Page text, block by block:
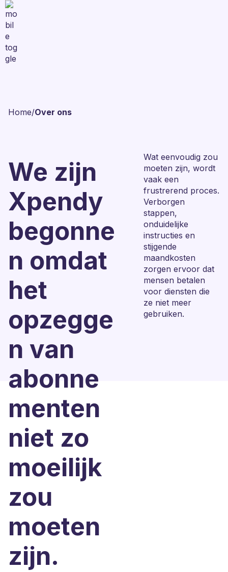
Home/Over ons
We zijn
Xpendy
begonne
n omdat
het
opzegge
n van
abonne
menten
niet zo
moeilijk
zou
moeten
zijn.
Wat eenvoudig zou
moeten zijn, wordt
vaak een
frustrerend proces.
Verborgen
stappen,
onduidelijke
instructies en
stijgende
maandkosten
zorgen ervoor dat
mensen betalen
voor diensten die
ze niet meer
gebruiken.